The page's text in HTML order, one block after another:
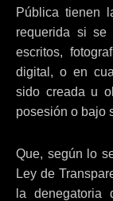
Pública tienen
requerida si se
escritos,
digital, o en
sido creada u
posesión o bajo
Que, según lo
Ley de
la